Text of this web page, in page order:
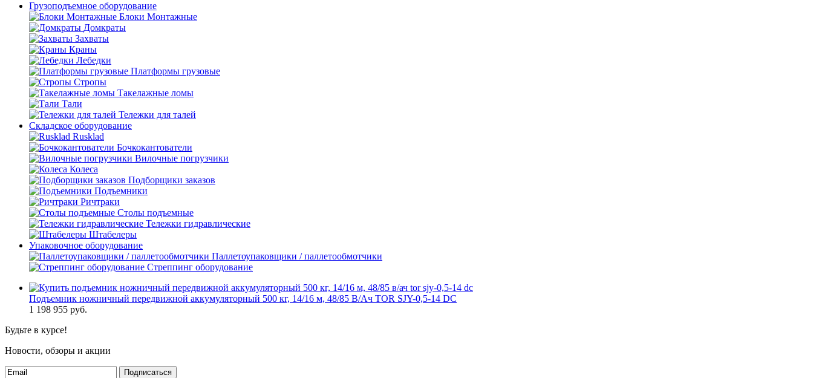
Грузоподъемное оборудование
Блоки Монтажные
Домкраты
Захваты
Краны
Лебедки
Платформы грузовые
Стропы
Такелажные ломы
Тали
Тележки для талей
Складское оборудование
Rusklad
Бочкокантователи
Вилочные погрузчики
Колеса
Подборщики заказов
Подъемники
Ричтраки
Столы подъемные
Тележки гидравлические
Штабелеры
Упаковочное оборудование
Паллетоупаковщики / паллетообмотчики
Стреппинг оборудование
Подъемник ножничный передвижной аккумуляторный 500 кг, 14/16 м, 48/85 В/Ач TOR SJY-0,5-14 DC
1 198 955 руб.
Будьте в курсе!
Новости, обзоры и акции
Подписаться